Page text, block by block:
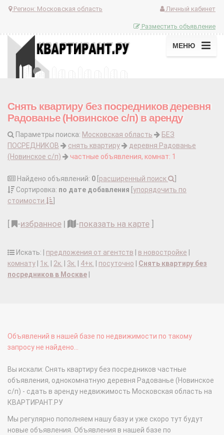
Регион: Московская область Личный кабинет
Разместить объявление
МЕНЮ
Снять квартиру без посредников деревня
Радованье (Новинское с/п) в аренду
Параметры поиска: Московская область
БЕЗ
ПОСРЕДНИКОВ
снять квартиру
деревня Радованье
(Новинское с/п)
частные объявления, комнат: 1
Найдено объявлений: 0 расширенный поиск
Сортировка: по дате добавления упорядочить по
стоимости
-избранное | -показать на карте
Искать: | предложения от агентств в новостройке
комнату
1к. 2к. 3к. 4+к. посуточно
Снять квартиру без
посредников в Москве
Объявлений в нашей базе по недвижимости по такому
запросу не найдено...
Вы искали: Снять квартиру без посредников частные
объявления, однокомнатную деревня Радованье (Новинское
с/п) - сдать в аренду недвижимость Московская область на
КВАРТИРАНТ.РУ
Мы регулярно пополняем нашу базу и уже скоро тут будут
новые объявления. Объявления в нашей базе по